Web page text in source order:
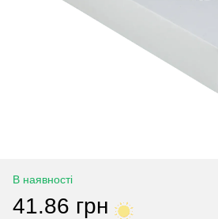
В наявності
41.86 грн